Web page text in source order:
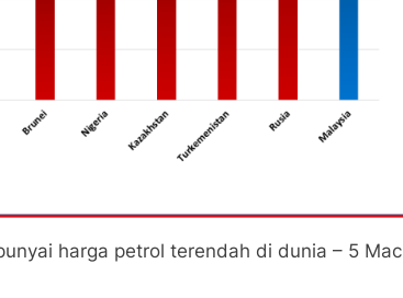
harga petrol terendah di dunia – 5 Mac